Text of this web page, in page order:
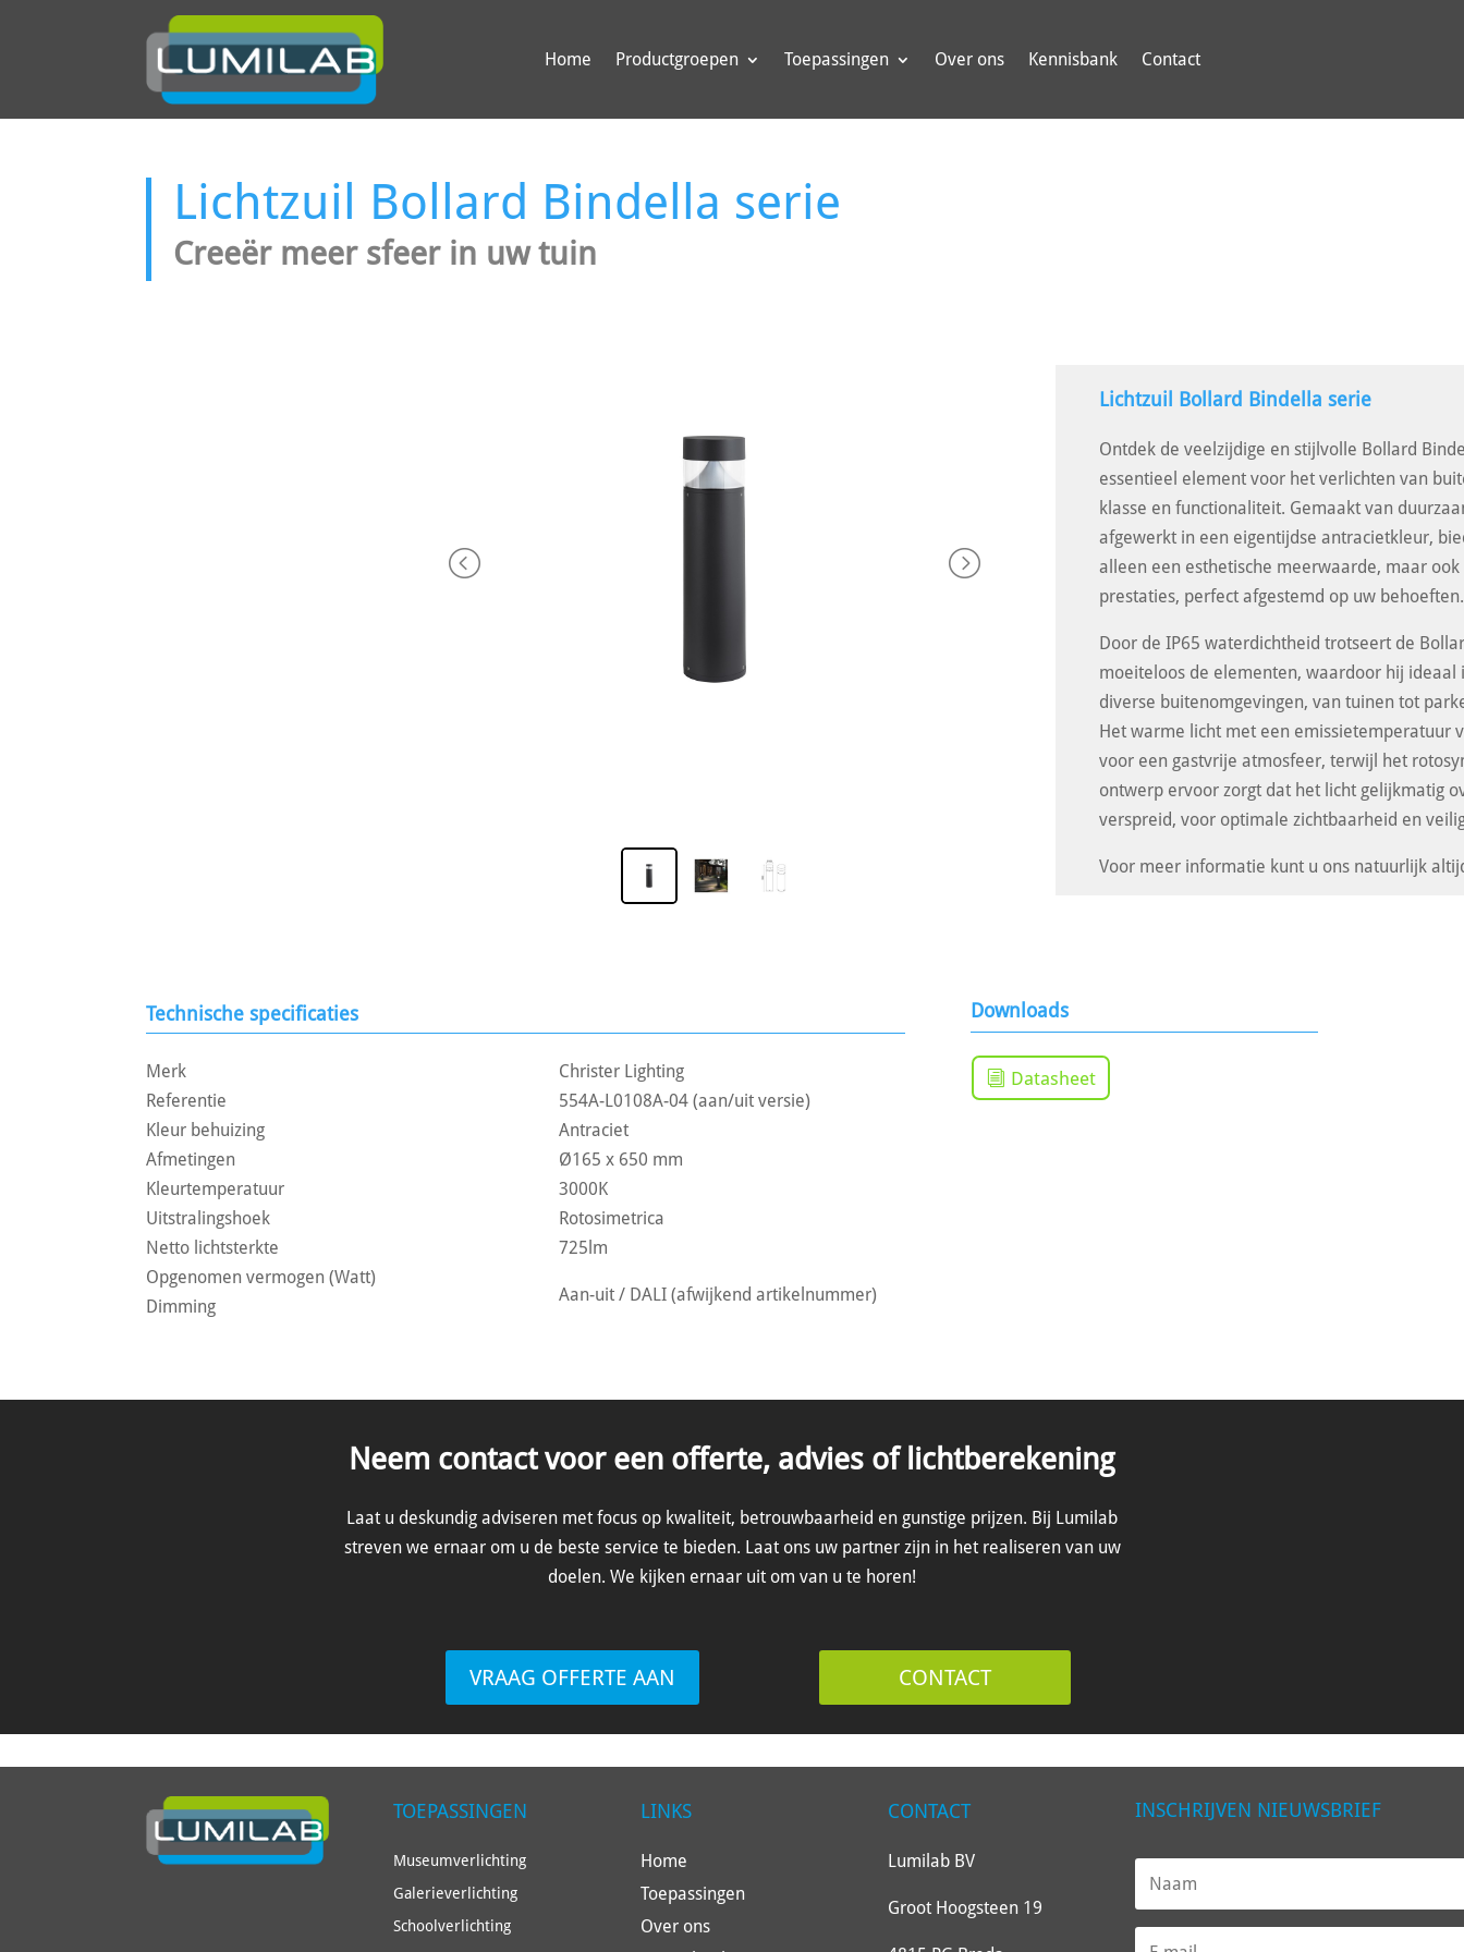
Home Productgroepen Toepassingen Over ons Kennisbank Contact
Lichtzuil Bollard Bindella serie
Creeër meer sfeer in uw tuin
Lichtzuil Bollard Bindella serie
Ontdek de veelzijdige en stijlvolle Bollard
essentieel element voor het verlichten van
klasse en functionaliteit. Gemaakt van
afgewerkt in een eigentijdse antracietkleur,
alleen een esthetische meerwaarde, maar
prestaties, perfect afgestemd op uw behoeften.
Door de IP65 waterdichtheid trotseert de
moeiteloos de elementen, waardoor hij ideaal
diverse buitenomgevingen, van tuinen tot
Het warme licht met een emissietemperatuur
voor een gastvrije atmosfeer, terwijl het
ontwerp ervoor zorgt dat het licht gelijkmatig
verspreid, voor optimale zichtbaarheid en
Voor meer informatie kunt u ons natuurlijk
Technische specificaties Downloads
Merk
Referentie
Kleur behuizing
Afmetingen
Kleurtemperatuur
Uitstralingshoek
Netto lichtsterkte
Opgenomen vermogen (Watt)
Dimming
Christer Lighting
554A-L0108A-04 (aan/uit versie)
Antraciet
Ø165 x 650 mm
3000K
Rotosimetrica
725lm
Aan-uit / DALI (afwijkend artikelnummer)
Datasheet
Neem contact voor een offerte, advies of lichtberekening
Laat u deskundig adviseren met focus op kwaliteit, betrouwbaarheid en gunstige prijzen. Bij Lumilab
streven we ernaar om u de beste service te bieden. Laat ons uw partner zijn in het realiseren van uw
doelen. We kijken ernaar uit om van u te horen!
VRAAG OFFERTE AAN CONTACT
TOEPASSINGEN
Museumverlichting
Galerieverlichting
Schoolverlichting
LINKS
Home
Toepassingen
Over ons
CONTACT
Lumilab BV
Groot Hoogsteen 19
INSCHRIJVEN NIEUWSBRIEF